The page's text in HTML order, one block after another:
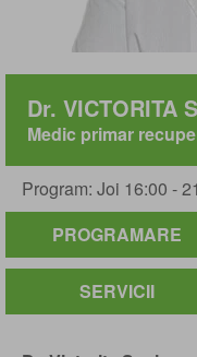
Dr. VICTORITA
Medic primar
Program: Joi 16:00 -
PROGRAMARE
SERVICII